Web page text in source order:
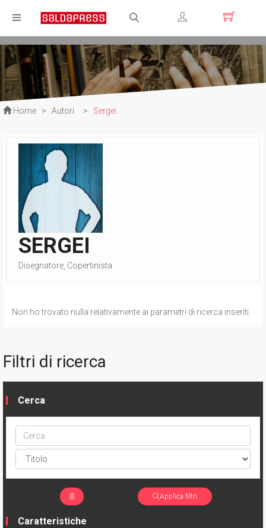
Registrati
Login
Home > Autori > Sergei
SERGEI
Disegnatore, Copertinista
Non ho trovato nulla relativamente ai parametri di ricerca inseriti.
Filtri di ricerca
Cerca
Cerca
ptype
Applica filtri
Caratteristiche